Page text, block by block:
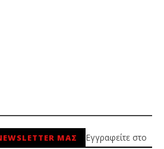
ΜΑΣ
Εγγραφείτε στο